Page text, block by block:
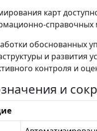
карт
справочных
обоснованных
и развития
контроля и
и